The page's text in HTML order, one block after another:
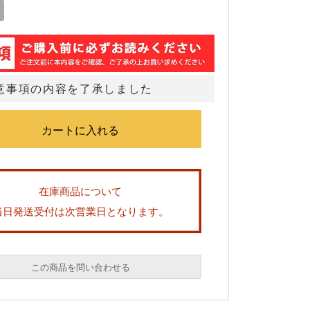
事項の内容を了承しました
在庫商品について
日発送受付は次営業日となります。
この商品を問い合わせる